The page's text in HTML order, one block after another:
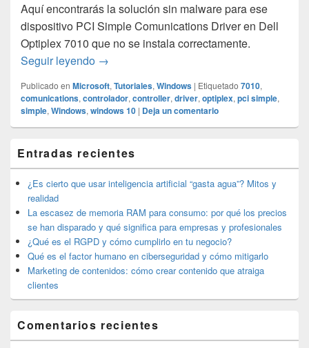
Aquí encontrarás la solución sin malware para ese
dispositivo PCI Simple Comunications Driver en Dell
Optiplex 7010 que no se instala correctamente.
Seguir leyendo PCI Simple Comunications Driver en Dell
→
Publicado en Microsoft, Tutoriales, Windows | Etiquetado 7010,
comunications, controlador, controller, driver, optiplex, pci simple,
simple, Windows, windows 10 | Deja un comentario
área
de
widget
barra
lateral
primaria
Entradas recientes
¿Es cierto que usar inteligencia artificial “gasta agua”? Mitos y
realidad
La escasez de memoria RAM para consumo: por qué los precios
se han disparado y qué significa para empresas y profesionales
¿Qué es el RGPD y cómo cumplirlo en tu negocio?
Qué es el factor humano en ciberseguridad y cómo mitigarlo
Marketing de contenidos: cómo crear contenido que atraiga
clientes
Comentarios recientes